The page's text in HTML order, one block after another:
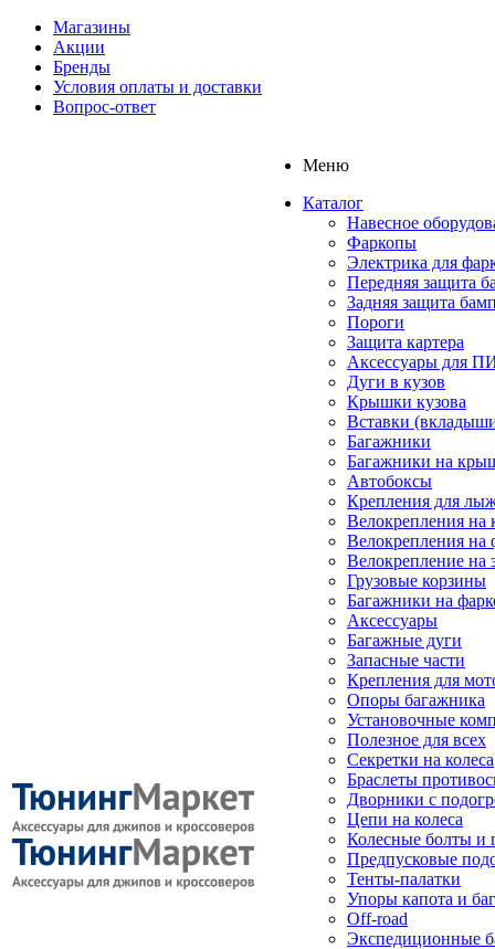
Магазины
Акции
Бренды
Условия оплаты и доставки
Вопрос-ответ
Меню
Каталог
Навесное
Фаркопы
Электрика для
Передняя защита
Задняя защита
Пороги
Защита картера
Аксессуары для
Дуги в кузов
Крышки кузова
Вставки
Багажники
Багажники на
Автобоксы
Крепления для
Велокрепления
Велокрепления на
Велокрепление на
Грузовые корзины
Багажники на
Аксессуары
Багажные дуги
Запасные части
Крепления для
Опоры багажника
Установочные
Полезное для всех
Секретки на колеса
Браслеты
Дворники с
Цепи на колеса
Колесные болты и
Предпусковые
Тенты-палатки
Упоры капота и
Off-road
Экспедиционные